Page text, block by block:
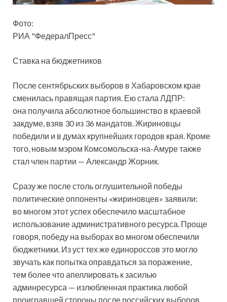
Фото:
РИА "ФедералПресс"
Ставка на бюджетников
После сентябрьских выборов в Хабаровском крае
сменилась правящая партия. Ею стала ЛДПР:
она получила абсолютное большинство в краевой
закдуме, взяв 30 из 36 мандатов. Жириновцы
победили и в думах крупнейших городов края. Кроме
того, новым мэром Комсомольска-на-Амуре также
стал член партии — Александр Жорник.
Сразу же после столь оглушительной победы
политические оппоненты «жириновцев» заявили:
во многом этот успех обеспечило масштабное
использование административного ресурса. Проще
говоря, победу на выборах во многом обеспечили
бюджетники. Из уст тех же единороссов это могло
звучать как попытка оправдаться за поражение,
тем более что апеллировать к засилью
админресурса — излюбленная практика любой
проигравшей стороны после российских выборов.